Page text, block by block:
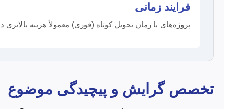
فرایند زمانی
پروژه‌های با زمان تحویل کوتاه (فوری) معمولاً هزینه بالاتری
تخصص گرایش و پیچیدگی موضوع